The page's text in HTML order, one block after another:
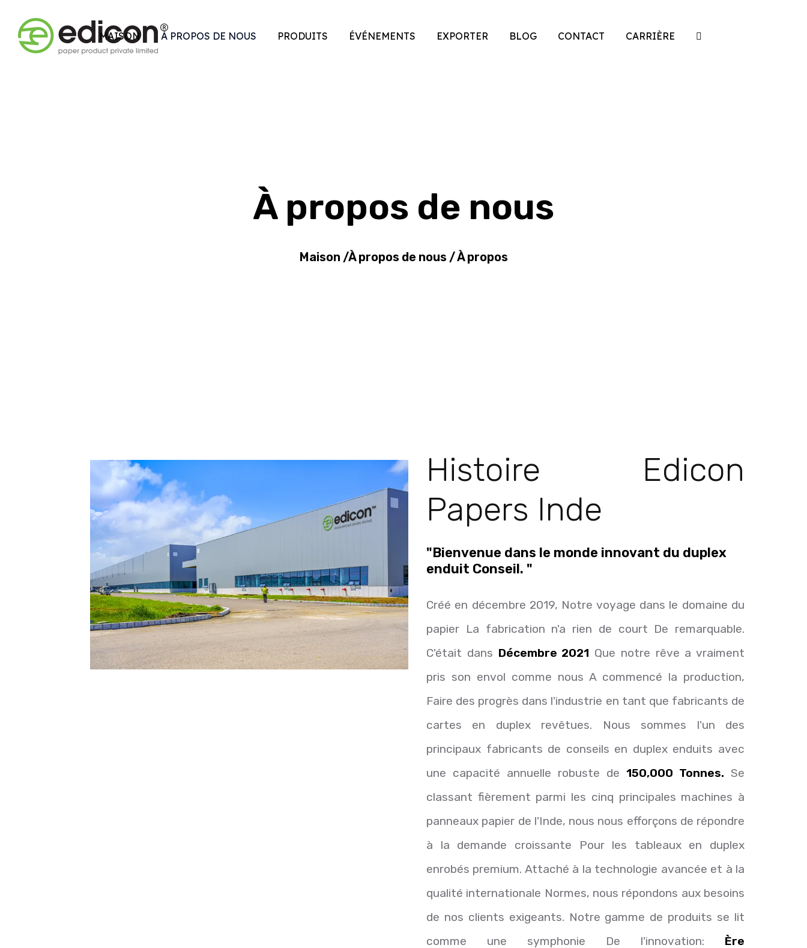
MAISON À PROPOS DE NOUS PRODUITS ÉVÉNEMENTS EXPORTER BLOG CONTACT CARRIÈRE
À propos de nous
Maison /À propos de nous /À propos
Histoire Edicon
Papers Inde
"Bienvenue dans le monde innovant du duplex
enduit Conseil. "
Créé en décembre 2019, Notre voyage dans le domaine du
papier La fabrication n'a rien de court De remarquable.
C'était dans Décembre 2021 Que notre rêve a vraiment
pris son envol comme nous A commencé la production,
Faire des progrès dans l'industrie en tant que fabricants de
cartes en duplex revêtues. Nous sommes l'un des
principaux fabricants de conseils en duplex enduits avec
une capacité annuelle robuste de 150,000 Tonnes. Se
classant fièrement parmi les cinq principales machines à
panneaux papier de l'Inde, nous nous efforçons de répondre
à la demande croissante Pour les tableaux en duplex
enrobés premium. Attaché à la technologie avancée et à la
qualité internationale Normes, nous répondons aux besoins
de nos clients exigeants. Notre gamme de produits se lit
comme une symphonie De l'innovation: Ère